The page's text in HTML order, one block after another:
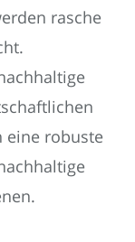
rasche
eine robuste